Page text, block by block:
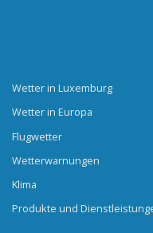
Wetter in Luxemburg
Wetter in Europa
Flugwetter
Wetterwarnungen
Klima
Produkte und